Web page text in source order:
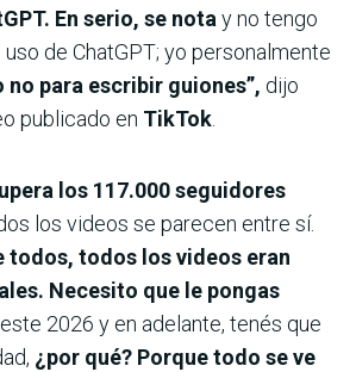
En serio, se notay no tengo
de ChatGPT; yo personalmente
no para escribir guiones”, dijo
publicado en TikTok.
los 117.000 seguidores
los videos se parecen entre sí.
todos, todos los videos eran
Necesito que le pongas
2026 y en adelante, tenés que
¿por qué? Porque todo se ve